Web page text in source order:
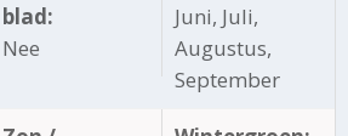
blad:
Nee
Juni, Juli,
Augustus,
September